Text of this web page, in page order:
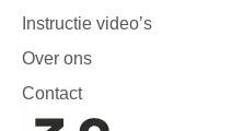
Instructie video’s
Over ons
Contact